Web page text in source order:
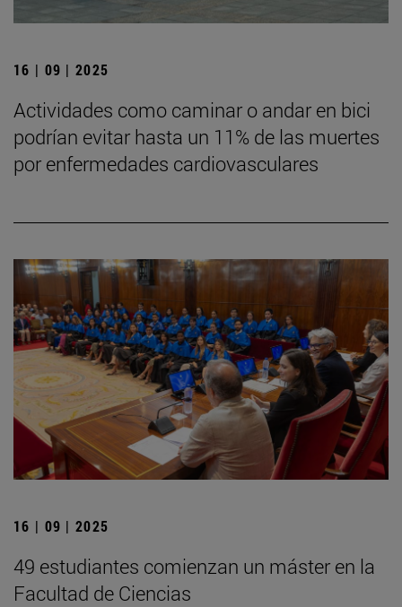
16 | 09 | 2025
Actividades como caminar o andar en bici
podrían evitar hasta un 11% de las muertes
por enfermedades cardiovasculares
16 | 09 | 2025
49 estudiantes comienzan un máster en la
Facultad de Ciencias